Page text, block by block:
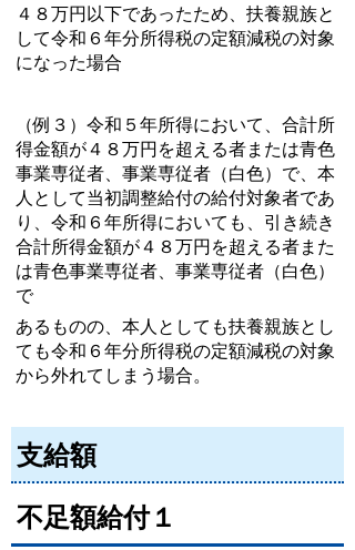
４８万円以下であったため、扶養親族と
して令和６年分所得税の定額減税の対象
になった場合
（例３）令和５年所得において、 合計所
得金額が４８万円を超える者または青色
事業専従者、事業専従者（白色）で、本
人として当初調整給付の給付対象者であ
り、令和６年所得においても、引き続き
合計所得金額が４８万円を超える者また
は青色事業専従者、事業専従者（白色）
で
あるものの、本人としても扶養親族とし
ても令和６年分所得税の定額減税の対象
から外れてしまう場合。
支給額
不足額給付１